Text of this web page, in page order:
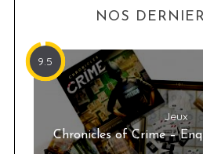
NOS
9.5
Jeux
Chronicles of Crime –